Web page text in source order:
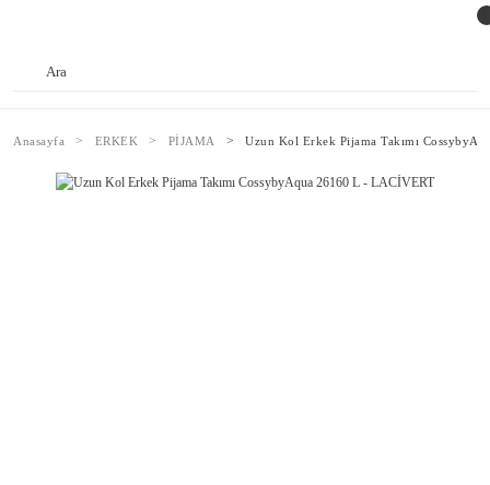
Anasayfa ERKEK PİJAMA Uzun Kol Erkek Pijama Takımı